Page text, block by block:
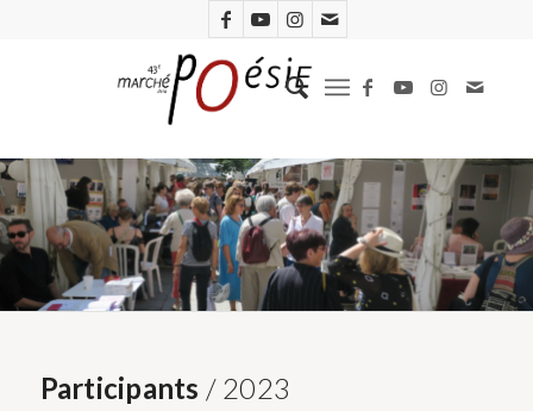
Participants / 2023